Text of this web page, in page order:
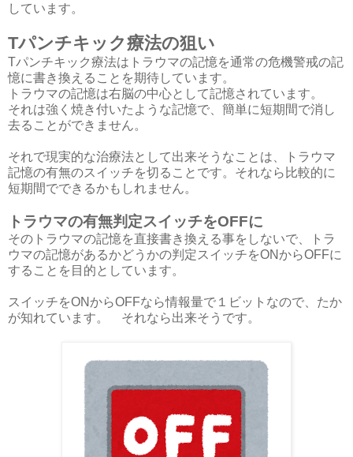
しています。
Tパンチキック療法の狙い
Tパンチキック療法はトラウマの記憶を通常の危機警戒の記
憶に書き換えることを期待しています。
トラウマの記憶は右脳の中心として記憶されています。
それは強く焼き付いたような記憶で、簡単に短期間で消し
去ることができません。
それで現実的な治療法として出来そうなことは、トラウマ
記憶の有無のスイッチを切ることです。それなら比較的に
短期間でできるかもしれません。
トラウマの有無判定スイッチをOFFに
そのトラウマの記憶を直接書き換える事をしないで、トラ
ウマの記憶があるかどうかの判定スイッチをONからOFFに
することを目的としています。
スイッチをONからOFFなら情報量で１ビットなので、たか
が知れています。 それなら出来そうです。